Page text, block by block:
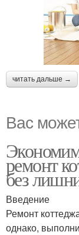
читать дальше →
Вас
ремонт
без
Введение
Ремонт
однако,